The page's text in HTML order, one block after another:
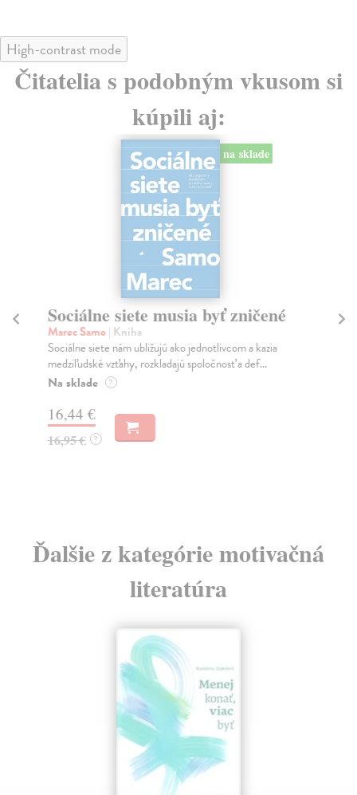
High-contrast mode
Čitatelia s podobným vkusom si
kúpili aj:
na sklade
Sociálne siete musia byť zničené
Marec Samo| Kniha
Sociálne siete nám ubližujú ako jednotlivcom a kazia
medziľudské vzťahy, rozkladajú spoločnosť a def...
Na sklade ?
16,44 €
16,95 € ?
Ďalšie z kategórie motivačná
literatúra